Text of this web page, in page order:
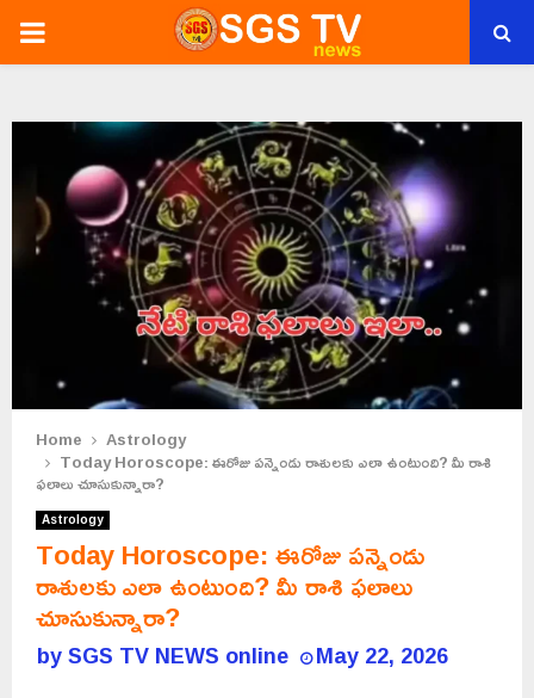
PRIMARY
Home Astrology
Today Horoscope: ఈరోజు పన్నెండు రాశులకు ఎలా ఉంటుంది? మీ రాశి
ఫలాలు చూసుకున్నారా?
Astrology
Today Horoscope: ఈరోజు పన్నెండు
రాశులకు ఎలా ఉంటుంది? మీ రాశి ఫలాలు
చూసుకున్నారా?
bySGS TV NEWS online May 22, 2026